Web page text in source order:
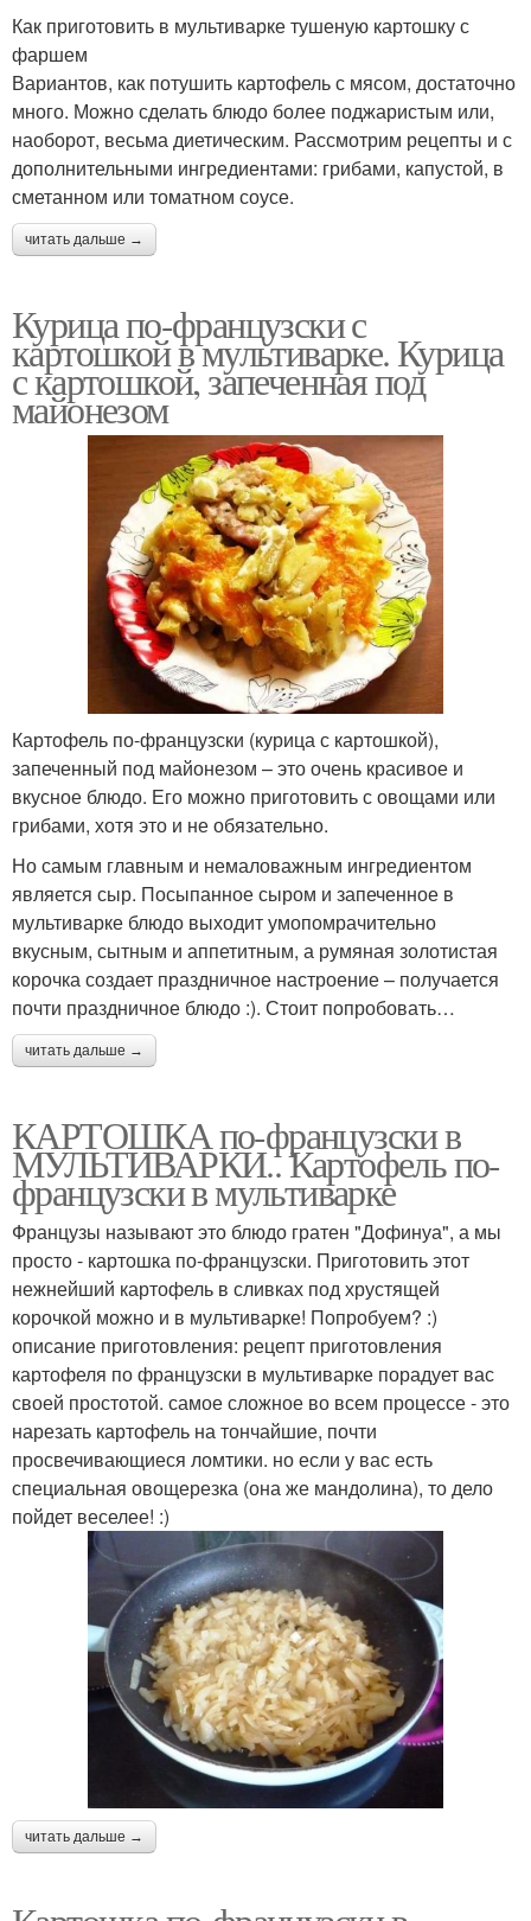
Как приготовить в мультиварке тушеную картошку с
фаршем
Вариантов, как потушить картофель с мясом, достаточно
много. Можно сделать блюдо более поджаристым или,
наоборот, весьма диетическим. Рассмотрим рецепты и с
дополнительными ингредиентами: грибами, капустой, в
сметанном или томатном соусе.
читать дальше →
Курица по-французски с
картошкой в мультиварке. Курица
с картошкой, запеченная под
майонезом
Картофель по-французски (курица с картошкой),
запеченный под майонезом – это очень красивое и
вкусное блюдо. Его можно приготовить с овощами или
грибами, хотя это и не обязательно.
Но самым главным и немаловажным ингредиентом
является сыр. Посыпанное сыром и запеченное в
мультиварке блюдо выходит умопомрачительно
вкусным, сытным и аппетитным, а румяная золотистая
корочка создает праздничное настроение – получается
почти праздничное блюдо :). Стоит попробовать…
читать дальше →
КАРТОШКА по-французски в
МУЛЬТИВАРКИ.. Картофель по-
французски в мультиварке
Французы называют это блюдо гратен "Дофинуа", а мы
просто - картошка по-французски. Приготовить этот
нежнейший картофель в сливках под хрустящей
корочкой можно и в мультиварке! Попробуем? :)
описание приготовления: рецепт приготовления
картофеля по французски в мультиварке порадует вас
своей простотой. самое сложное во всем процессе - это
нарезать картофель на тончайшие, почти
просвечивающиеся ломтики. но если у вас есть
специальная овощерезка (она же мандолина), то дело
пойдет веселее! :)
читать дальше →